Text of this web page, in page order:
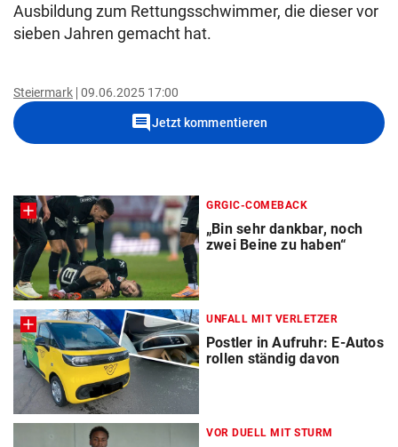
Ausbildung zum Rettungsschwimmer, die dieser vor
sieben Jahren gemacht hat.
Steiermark 09.06.2025 17:00
commentJetzt kommentieren
GRGIC-COMEBACK
„Bin sehr dankbar, noch
zwei Beine zu haben“
UNFALL MIT VERLETZER
Postler in Aufruhr: E-Autos
rollen ständig davon
VOR DUELL MIT STURM